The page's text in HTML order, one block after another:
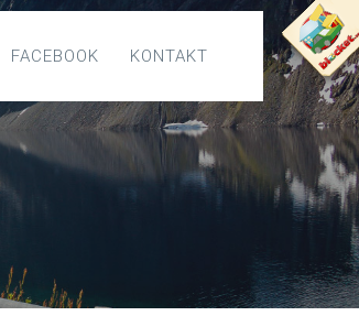
FACEBOOK KONTAKT